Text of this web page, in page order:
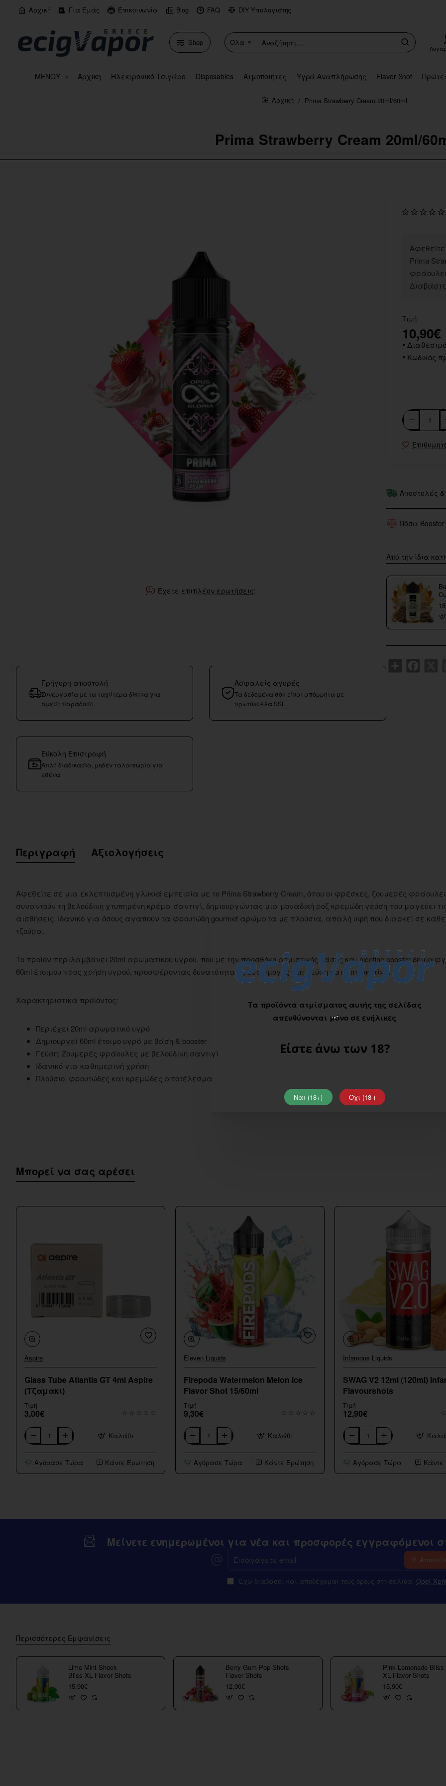
Τα προϊόντα ατμίσματος αυτής της σελίδας
απευθύνονται μόνο σε ενήλικες
Είστε άνω των 18?
Ναι (18+) Όχι (18-)
Αρχική Για Εμάς Επικοινωνία Blog FAQ DIY Υπολογιστής
Shop Όλα
Αναζήτηση....
ΜΕΝΟΥ ⇢ Αρχικη Ηλεκτρονικό Τσιγάρο Disposables Ατμοποιητες Υγρά Αναπλήρωσης Flavor Shot
Prima Strawberry Cream 20ml/
home
Prima Strawberry Cream 20ml/60ml
Έχετε επιπλέον ερωτήσεις;
Γρήγορη αποστολή
Συνεργασία με τα ταχύτερα δίκτυα για
άμεση παράδοση.
Ασφαλείς αγορές
Τα δεδομένα σου είναι απόρρητα με
πρωτόκολλα SSL.
Εύκολη Επιστροφή
Απλή διαδικασία, μηδέν ταλαιπωρία για
εσένα
Prima
Τιμή
10,90€
Κωδικός
Αποστολές
Πόσα
Από την ίδια
Περιγραφή Αξιολογήσεις
Αφεθείτε σε μια εκλεπτυσμένη γλυκιά εμπειρία με το Prima Strawberry Cream, όπου οι φρέσκες, ζουμερές
συναντούν τη βελούδινη χτυπημένη κρέμα σαντιγί, δημιουργώντας μια μοναδική ροζ κρεμώδη γεύση που μαγεύει
αισθήσεις. Ιδανικό για όσους αγαπούν τα φρουτώδη gourmet αρώματα με πλούσια, απαλή υφή που διαρκεί σε κάθε
τζούρα.
Το προϊόν περιλαμβάνει 20ml αρωματικού υγρού, που με την προσθήκη ατμιστικής βάσης και nicotine booster
60ml έτοιμου προς χρήση υγρού, προσφέροντας δυνατότητα προσαρμογής στη γεύση και στη νικοτίνη.
Χαρακτηριστικά προϊόντος:
Περιέχει 20ml αρωματικό υγρό
Δημιουργεί 60ml έτοιμο υγρό με βάση & booster
Γεύση: Ζουμερές φράουλες με βελούδινη σαντιγί
Ιδανικό για καθημερινή χρήση
Πλούσιο, φρουτώδες και κρεμώδες αποτέλεσμα
Μπορεί να σας αρέσει
Aspire
Glass Tube Atlantis GT 4ml Aspire
(Τζαμακι)
Τιμή
3,00€
Glass
Tube
Atlantis
GT
Καλάθι
Αγόρασε Τώρα Κάντε Ερώτηση
Eleven Liquids
Firepods Watermelon Melon Ice
Flavor Shot 15/60ml
Τιμή
9,30€
Firepods
Watermelon
Melon
Ice
Καλάθι
Αγόρασε Τώρα Κάντε Ερώτηση
Infamous Liquids
SWAG V2 12ml (120ml)
Flavourshots
Τιμή
12,90€
SWAG
V2
12ml
(120ml)Αγόρασε Τώρα Κάντε
Μείνετε ενημερωμένοι για νέα και προσφορές εγγραφόμενοι
email
Έχω διαβάσει και αποδέχομαι τους όρους στη σελίδα Οροί
Περισσότερες Εμφανίσεις
Lime Mint Shock
Bliss XL Flavor Shots
15,90€
Berry Gum Pop Shots
Flavor Shots
12,90€
Pink Lemonade Bliss
XL Flavor Shots
15,90€